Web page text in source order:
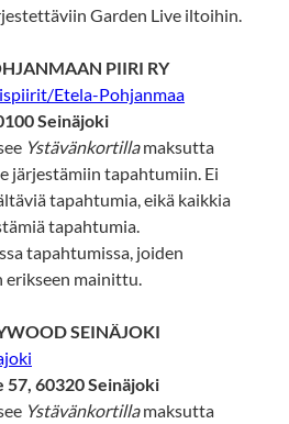
Garden Live iltoihin.
PIIRI RY
Etela-Pohjanmaa
Seinäjoki
Ystävänkortillamaksutta
järjestämiin tapahtumiin. Ei
tapahtumia, eikä kaikkia
tapahtumia.
tapahtumissa, joiden
erikseen mainittu.
SEINÄJOKI
57, 60320 Seinäjoki
Ystävänkortillamaksutta